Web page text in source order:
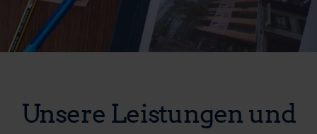
Unsere Leistungen und